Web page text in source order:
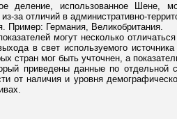
деление, использованное Шене,
за отличий в административно-
Пример: Германия, Великобритания.
могут несколько
в свет используемого
стран мог быть учточнен, а
приведены данные по отдельной
от наличия и уровня